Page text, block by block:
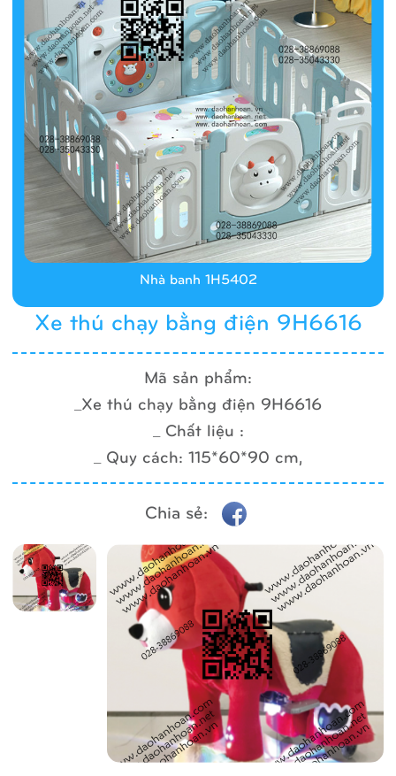
Xe thú chạy bằng điện 9H6616
Mã sản phẩm:
_Xe thú chạy bằng điện 9H6616
_ Chất liệu :
_ Quy cách: 115*60*90 cm,
Chia sẻ:
Nhà banh 1H5402